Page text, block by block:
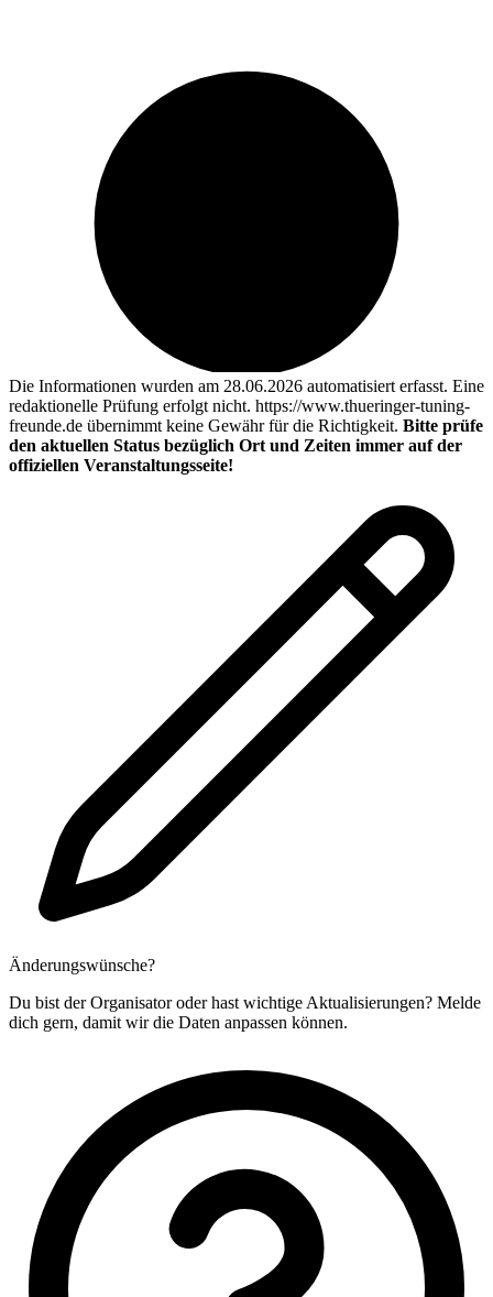
Die Informationen wurden am 28.06.2026 automatisiert erfasst. Eine
redaktionelle Prüfung erfolgt nicht. https://www.thueringer-tuning-
freunde.de übernimmt keine Gewähr für die Richtigkeit. Bitte prüfe
den aktuellen Status bezüglich Ort und Zeiten immer auf der
offiziellen Veranstaltungsseite!
Änderungswünsche?
Du bist der Organisator oder hast wichtige Aktualisierungen? Melde
dich gern, damit wir die Daten anpassen können.